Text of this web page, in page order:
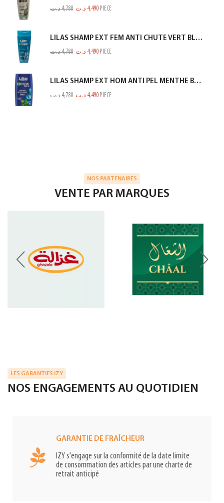
4,780د.ت 4,490 د.ت PIECE
LILAS SHAMP EXT FEM ANTI CHUTE VERT BLEUTE 350ML
4,780د.ت 4,490 د.ت PIECE
LILAS SHAMP EXT HOM ANTI PEL MENTHE BLEU 350ML
4,780د.ت 4,490 د.ت PIECE
NOS PARTENAIRES
VENTE PAR MARQUES
LES GARANTIES IZY
NOS ENGAGEMENTS AU QUOTIDIEN
GARANTIE DE FRAÎCHEUR
IZY s'engage sur la conformité de la date limite
de consommation des articles par une charte de
retrait anticipé